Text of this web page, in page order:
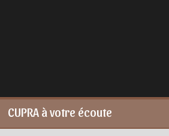
CUPRA à votre écoute